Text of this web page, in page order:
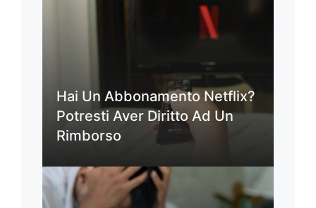
Hai Un Abbonamento Netflix?
Potresti Aver Diritto Ad Un
Rimborso